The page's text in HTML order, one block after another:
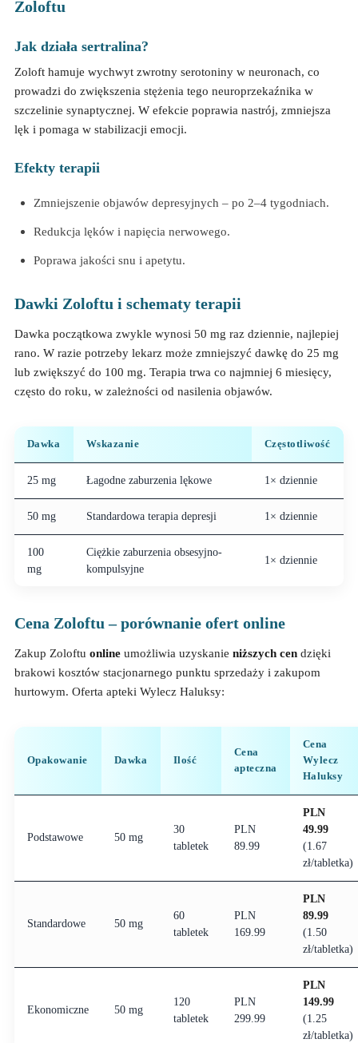
Zoloftu
Jak działa sertralina?
Zoloft hamuje wychwyt zwrotny serotoniny w neuronach, co
prowadzi do zwiększenia stężenia tego neuroprzekaźnika w
szczelinie synaptycznej. W efekcie poprawia nastrój, zmniejsza
lęk i pomaga w stabilizacji emocji.
Efekty terapii
Zmniejszenie objawów depresyjnych – po 2–4 tygodniach.
Redukcja lęków i napięcia nerwowego.
Poprawa jakości snu i apetytu.
Dawki Zoloftu i schematy terapii
Dawka początkowa zwykle wynosi 50 mg raz dziennie, najlepiej
rano. W razie potrzeby lekarz może zmniejszyć dawkę do 25 mg
lub zwiększyć do 100 mg. Terapia trwa co najmniej 6 miesięcy,
często do roku, w zależności od nasilenia objawów.
Dawka Wskazanie Częstotliwość
25 mg Łagodne zaburzenia lękowe 1× dziennie
50 mg Standardowa terapia depresji 1× dziennie
100
mg
Ciężkie zaburzenia obsesyjno-
kompulsyjne
1× dziennie
Cena Zoloftu – porównanie ofert online
Zakup Zoloftu onlineumożliwia uzyskanie niższych cendzięki
brakowi kosztów stacjonarnego punktu sprzedaży i zakupom
hurtowym. Oferta apteki Wylecz Haluksy:
Opakowanie Dawka Ilość
Cena
apteczna
Cena
Wylecz
Haluksy
Podstawowe 50 mg
30
tabletek
PLN
89.99
PLN
49.99
(1.67
zł/tabletka)
Standardowe 50 mg
60
tabletek
PLN
169.99
PLN
89.99
(1.50
zł/tabletka)
Ekonomiczne 50 mg
120
tabletek
PLN
299.99
PLN
149.99
(1.25
zł/tabletka)